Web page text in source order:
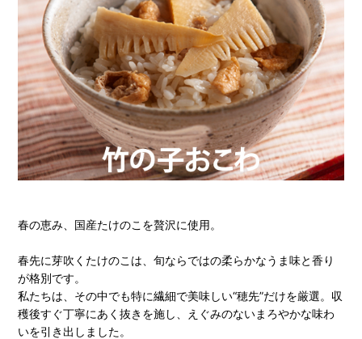
春の恵み、国産たけのこを贅沢に使用。
春先に芽吹くたけのこは、旬ならではの柔らかなうま味と香り
が格別です。
私たちは、その中でも特に繊細で美味しい“穂先”だけを厳選。収
穫後すぐ丁寧にあく抜きを施し、えぐみのないまろやかな味わ
いを引き出しました。